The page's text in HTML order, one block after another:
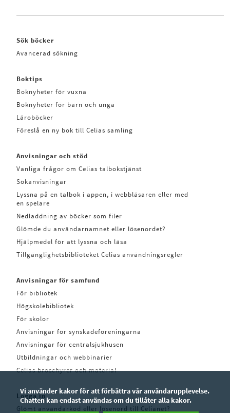
Sök böcker
Avancerad sökning
Boktips
Boknyheter för vuxna
Boknyheter för barn och unga
Läroböcker
Föreslå en ny bok till Celias samling
Anvisningar och stöd
Vanliga frågor om Celias talbokstjänst
Sökanvisningar
Lyssna på en talbok i appen, i webbläsaren eller med
en spelare
Nedladdning av böcker som filer
Glömde du användarnamnet eller lösenordet?
Hjälpmedel för att lyssna och läsa
Tillgänglighetsbiblioteket Celias användningsregler
Anvisningar för samfund
För bibliotek
Högskolebibliotek
För skolor
Anvisningar för synskadeföreningarna
Anvisningar för centralsjukhusen
Utbildningar och webbinarier
Celias broschyrer och material
Logga in
Glömt användarkod eller lösenord till Celianet?
Vi använder kakor för att förbättra vår användarupplevelse.
Chatten kan endast användas om du tillåter alla kakor.